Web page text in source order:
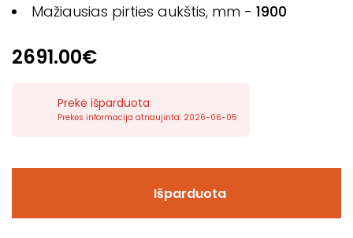
Mažiausias pirties aukštis, mm - 1900
2691.00€
Prekė išparduota
Prekės informacija atnaujinta: 2026-06-05
Išparduota